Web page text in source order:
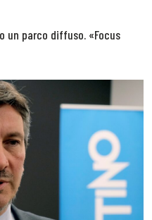
un parco diffuso. «Focus